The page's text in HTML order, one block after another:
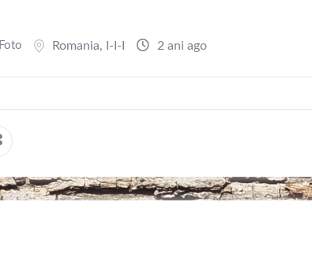
Foto Romania, I-I-I 2 ani ago